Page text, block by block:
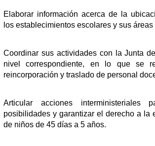
Elaborar información acerca de la
los establecimientos escolares y sus
Coordinar sus actividades con la Junta
nivel correspondiente, en lo que se
reincorporación y traslado de personal
Articular acciones interministeriales
posibilidades y garantizar el derecho a la
de niños de 45 días a 5 años.